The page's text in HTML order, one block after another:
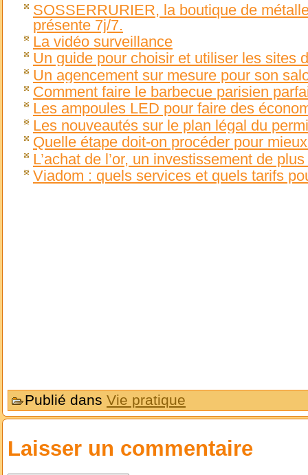
SOSSERRURIER, la boutique de
présente 7j/7.
La vidéo surveillance
Un guide pour choisir et utiliser les sites
Un agencement sur mesure pour son
Comment faire le barbecue parisien
Les ampoules LED pour faire des
Les nouveautés sur le plan légal du
Quelle étape doit-on procéder pour
L’achat de l’or, un investissement de
Viadom : quels services et quels tarifs
Publié dans Vie pratique
Laisser un commentaire